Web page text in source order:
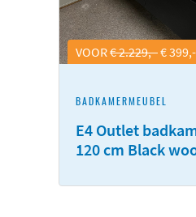
VOOR€ 2.229,-€ 399,-
BADKAMERMEUBEL
E4 Outlet
120 cm Black